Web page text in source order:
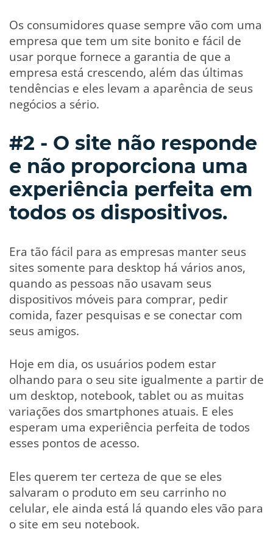
Os consumidores quase sempre vão com uma
empresa que tem um site bonito e fácil de
usar porque fornece a garantia de que a
empresa está crescendo, além das últimas
tendências e eles levam a aparência de seus
negócios a sério.
#2 - O site não responde
e não proporciona uma
experiência perfeita em
todos os dispositivos.
Era tão fácil para as empresas manter seus
sites somente para desktop há vários anos,
quando as pessoas não usavam seus
dispositivos móveis para comprar, pedir
comida, fazer pesquisas e se conectar com
seus amigos.
Hoje em dia, os usuários podem estar
olhando para o seu site igualmente a partir de
um desktop, notebook, tablet ou as muitas
variações dos smartphones atuais. E eles
esperam uma experiência perfeita de todos
esses pontos de acesso.
Eles querem ter certeza de que se eles
salvaram o produto em seu carrinho no
celular, ele ainda está lá quando eles vão para
o site em seu notebook.